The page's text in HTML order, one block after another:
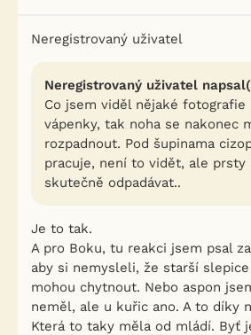
Neregistrovaný uživatel
Neregistrovaný uživatel
Co jsem viděl nějaké fotografie
vápenky, tak noha se nakonec
rozpadnout. Pod šupinama
pracuje, není to vidět, ale prsty
skutečně odpadávat..
Je to tak.
A pro Boku, tu reakci jsem psal
aby si nemysleli, že starší
mohou chytnout. Nebo aspon
neměl, ale u kuřic ano. A to díky
Která to taky měla od mládí. Byť